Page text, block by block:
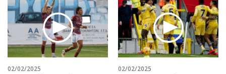
02/02/2025 02/02/2025